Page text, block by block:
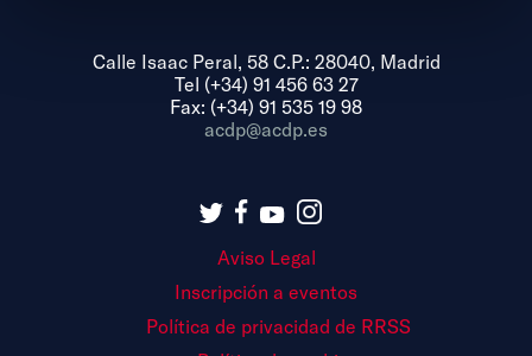
Calle Isaac Peral, 58 C.P.: 28040, Madrid
Tel (+34) 91 456 63 27
Fax: (+34) 91 535 19 98
acdp@acdp.es
Aviso Legal
Inscripción a eventos
Política de privacidad de RRSS